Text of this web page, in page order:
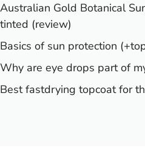
Australian Gold Botanical
tinted (review)
Basics of sun protection
Why are eye drops part of
Best fastdrying topcoat for